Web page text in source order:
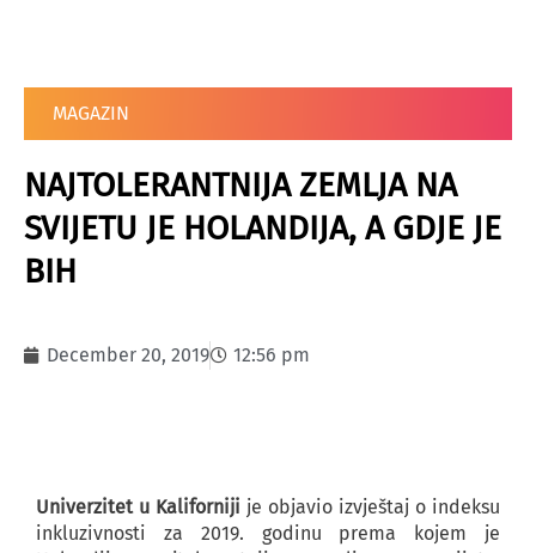
MAGAZIN
NAJTOLERANTNIJA ZEMLJA NA
SVIJETU JE HOLANDIJA, A GDJE JE
BIH
December 20, 2019 12:56 pm
Univerzitet u Kaliforniji je objavio izvještaj o indeksu
inkluzivnosti za 2019. godinu prema kojem je